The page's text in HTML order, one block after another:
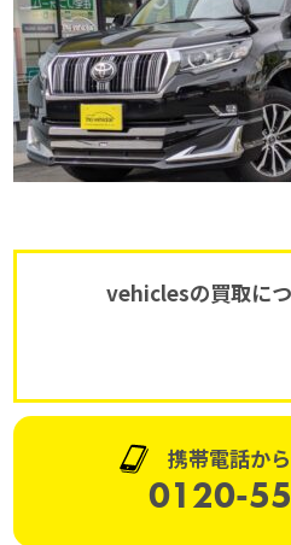
vehiclesの買取に
携帯電話か
0120-